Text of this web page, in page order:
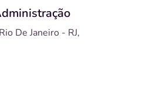
De Janeiro - RJ,